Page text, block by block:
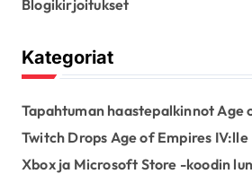
Blogikirjoitukset
Kategoriat
Tapahtuman haastepalkinnot Age
Twitch Drops Age of Empires IV:lle
Xbox ja Microsoft Store -koodin